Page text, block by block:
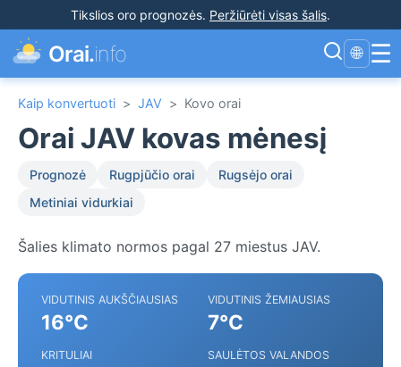
Tikslios oro prognozės. Peržiūrėti visas šalis.
Orai.info 🌐 ☰
Kaip konvertuoti > JAV > Kovo orai
Orai JAV kovas mėnesį
Prognozė Rugpjūčio orai
Rugsėjo orai
Metiniai vidurkiai
Šalies klimato normos pagal 27 miestus JAV.
VIDUTINIS AUKŠČIAUSIAS
16°C
VIDUTINIS ŽEMIAUSIAS
7°C
KRITULIAI SAULĖTOS VALANDOS